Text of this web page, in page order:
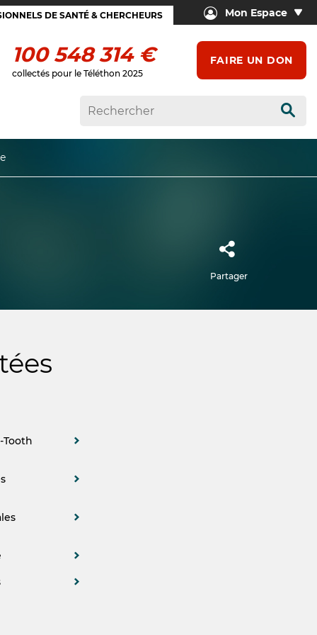
DE SANTÉ & CHERCHEURS Mon Espace
100 548 314 €
collectés pour le Téléthon 2025
FAIRE UN DON
Partager
Tooth